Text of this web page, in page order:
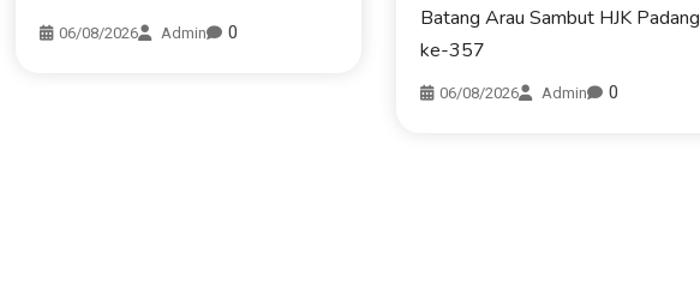
06/08/2026 Admin 0
Batang Arau Sambut HJK Padang
ke-357
06/08/2026 Admin 0